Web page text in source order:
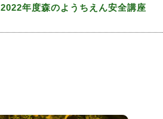
2022年度森のようちえん安全講座